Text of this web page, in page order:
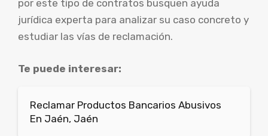
por este tipo de contratos busquen ayuda
jurídica experta para analizar su caso concreto y
estudiar las vías de reclamación.
Te puede interesar:
Reclamar Productos Bancarios Abusivos
En Jaén, Jaén